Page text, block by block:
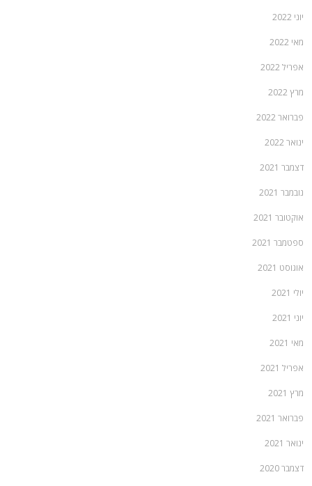
יוני 2022
מאי 2022
אפריל 2022
מרץ 2022
פברואר 2022
ינואר 2022
דצמבר 2021
נובמבר 2021
אוקטובר 2021
ספטמבר 2021
אוגוסט 2021
יולי 2021
יוני 2021
מאי 2021
אפריל 2021
מרץ 2021
פברואר 2021
ינואר 2021
דצמבר 2020